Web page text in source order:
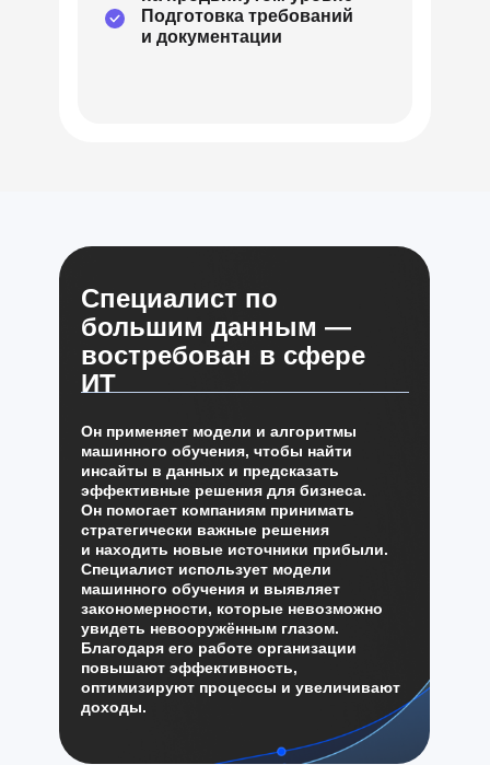
Подготовка требований
и документации
Специалист по
большим данным —
востребован в сфере
ИТ
Он применяет модели и алгоритмы
машинного обучения, чтобы найти
инсайты в данных и предсказать
эффективные решения для бизнеса.
Он помогает компаниям принимать
стратегически важные решения
и находить новые источники прибыли.
Специалист использует модели
машинного обучения и выявляет
закономерности, которые невозможно
увидеть невооружённым глазом.
Благодаря его работе организации
повышают эффективность,
оптимизируют процессы и увеличивают
доходы.